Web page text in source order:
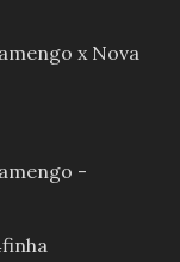
x Nova
-